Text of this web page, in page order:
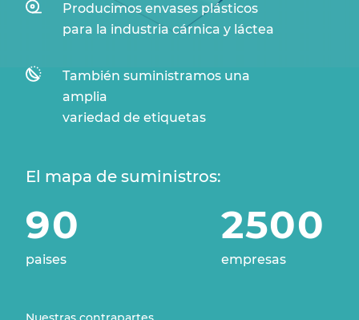
Producimos envases plásticos
para la industria cárnica y láctea
También suministramos una
amplia
variedad de etiquetas
El mapa de suministros:
90
paises
2500
empresas